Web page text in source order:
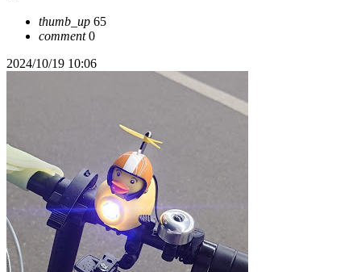
thumb_up 65
comment0
2024/10/19 10:06